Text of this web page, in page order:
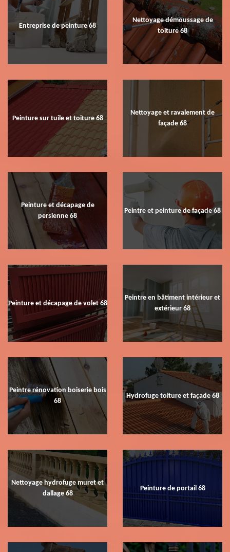
Entreprise de peinture 68
Nettoyage démoussage de
toiture 68
Peinture sur tuile et toiture 68
Nettoyage et ravalement de
façade 68
Peinture et décapage de
persienne 68
Peintre et peinture de façade 68
Peinture et décapage de volet 68
Peintre en bâtiment intérieur et
extérieur 68
Peintre rénovation boiserie bois
68
Hydrofuge toiture et façade 68
Nettoyage hydrofuge muret et
dallage 68
Peinture de portail 68